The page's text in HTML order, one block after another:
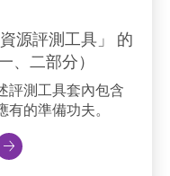
源評測工具」 的
、二部分）
評測工具套內包含
的準備功夫。